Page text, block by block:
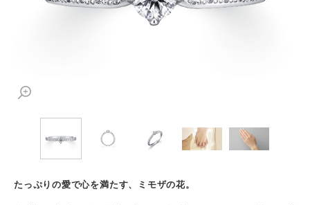
たっぷりの愛で心を満たす、ミモザの花。